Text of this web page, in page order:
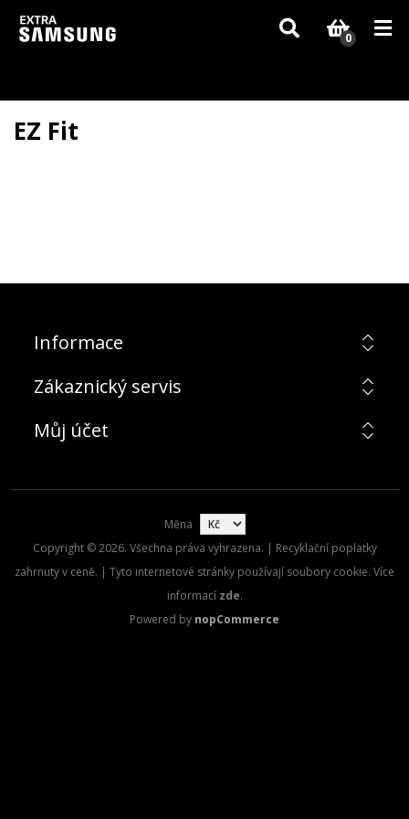
Vzhledem k aktuální situaci se může dodání dílů, které nejsou skladem,
zpozdit. Děkujeme za pochopení.
0
EZ Fit
Informace
Zákaznický servis
Můj účet
Měna
Copyright © 2026. Všechna práva vyhrazena. | Recyklační poplatky
zahrnuty v ceně. | Tyto internetové stránky používají soubory cookie. Více
informací zde.
Powered by nopCommerce